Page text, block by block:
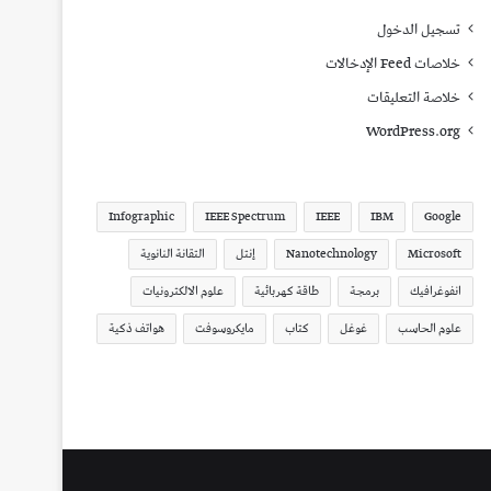
تسجيل الدخول
خلاصات Feed الإدخالات
خلاصة التعليقات
WordPress.org
Google
IBM
IEEE
IEEE Spectrum
Infographic
Microsoft
Nanotechnology إنتل
التقانة النانوية
انفوغرافيك
برمجة طاقة كهربائية
علوم الالكترونيات
علوم الحاسب
غوغل كتاب مايكروسوفت هواتف ذكية